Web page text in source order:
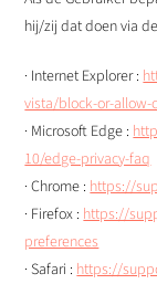
hij/zij dat doen via
· Internet Explorer :
vista/block-or-allow-
· Microsoft Edge :
10/edge-privacy-faq
· Chrome : https://
· Firefox : https://
preferences
· Safari : https://